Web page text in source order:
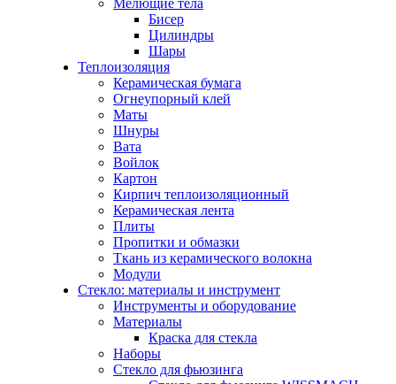
Мелющие тела
Бисер
Цилиндры
Шары
Теплоизоляция
Керамическая бумага
Огнеупорный клей
Маты
Шнуры
Вата
Войлок
Картон
Кирпич теплоизоляционный
Керамическая лента
Плиты
Пропитки и обмазки
Ткань из керамического волокна
Модули
Стекло: материалы и инструмент
Инструменты и оборудование
Материалы
Краска для стекла
Наборы
Стекло для фьюзинга